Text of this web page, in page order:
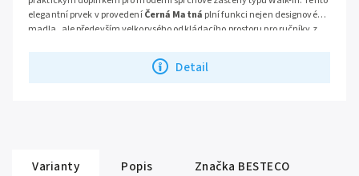
Detail
elegantní prvek v provedeníČerná Matná plní funkci nejen designového
madla, ale především velkorysého odkládacího prostoru pro ručníky z
montáži snadno zkrátit na přesný rozměr vaší zástěny, což zaručuje
Varianty Popis Značka BESTECO